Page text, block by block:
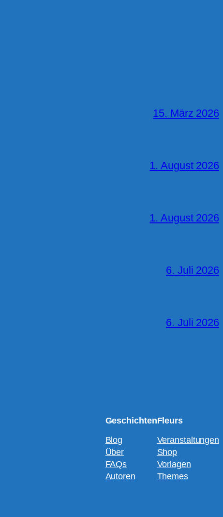
15. März 2026
1. August 2026
1. August 2026
6. Juli 2026
6. Juli 2026
Geschichten
Blog
Über
FAQs
Autoren
Fleurs
Veranstaltungen
Shop
Vorlagen
Themes